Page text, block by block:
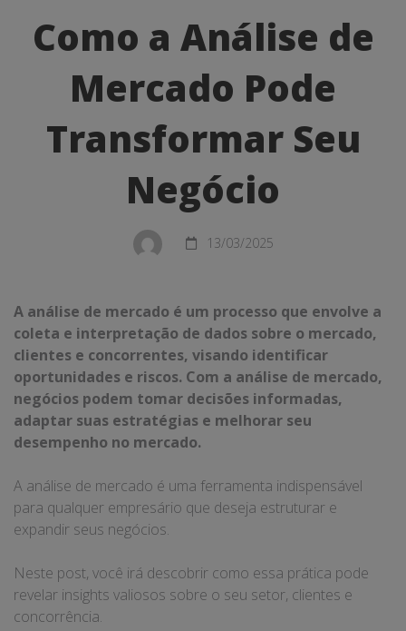
Análise
Mercado
Transformar
Como a Análise de
Mercado Pode
Transformar Seu
Negócio
13/03/2025
A análise de mercado é um processo que envolve a
coleta e interpretação de dados sobre o mercado,
clientes e concorrentes, visando identificar
oportunidades e riscos. Com a análise de mercado,
negócios podem tomar decisões informadas,
adaptar suas estratégias e melhorar seu
desempenho no mercado.
A análise de mercado é uma ferramenta indispensável
para qualquer empresário que deseja estruturar e
expandir seus negócios.
Neste post, você irá descobrir como essa prática pode
revelar insights valiosos sobre o seu setor, clientes e
concorrência.